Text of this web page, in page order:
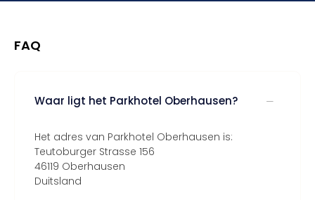
FAQ
Waar ligt het Parkhotel Oberhausen?
Het adres van Parkhotel Oberhausen is:
Teutoburger Strasse 156
46119 Oberhausen
Duitsland